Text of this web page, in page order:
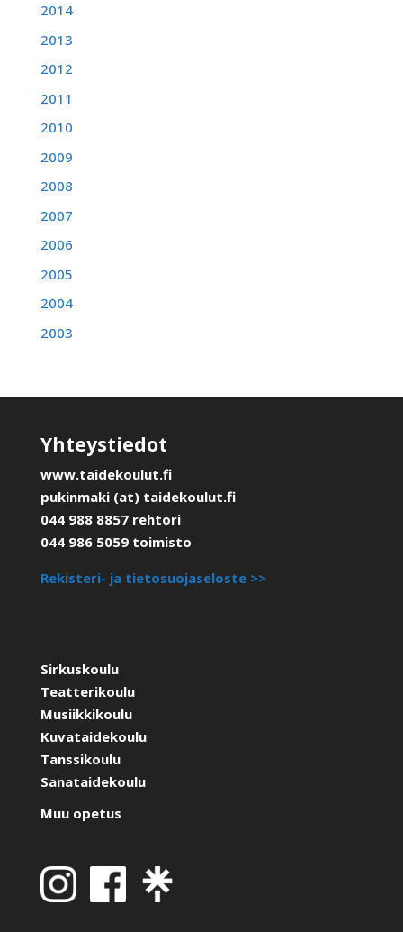
2014
2013
2012
2011
2010
2009
2008
2007
2006
2005
2004
2003
Yhteystiedot
www.taidekoulut.fi
pukinmaki (at) taidekoulut.fi
044 988 8857 rehtori
044 986 5059 toimisto
Rekisteri- ja tietosuojaseloste >>
Sirkuskoulu
Teatterikoulu
Musiikkikoulu
Kuvataidekoulu
Tanssikoulu
Sanataidekoulu
Muu opetus